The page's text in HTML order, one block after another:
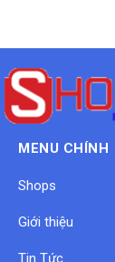
MENU CHÍNH
Shops
Giới thiệu
Tin Tức